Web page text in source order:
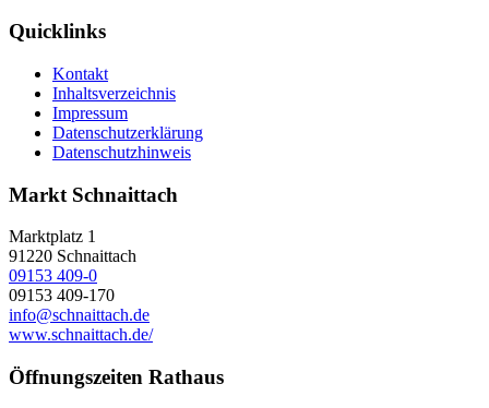
Quicklinks
Kontakt
Inhaltsverzeichnis
Impressum
Datenschutzerklärung
Datenschutzhinweis
Markt Schnaittach
Marktplatz 1
91220 Schnaittach
09153 409-0
09153 409-170
info@schnaittach.de
www.schnaittach.de/
Öffnungszeiten Rathaus